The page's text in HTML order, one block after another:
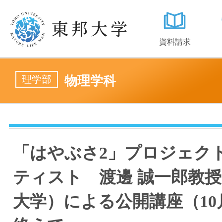
資料請求
理学部 物理学科
「はやぶさ2」プロジェク
ティスト 渡邊 誠一郎教
大学）による公開講座（10